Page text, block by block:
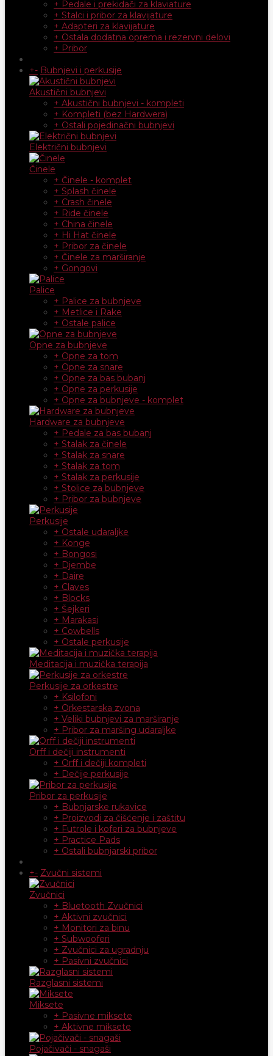
+ Pedale i prekidači za klaviature
+ Stalci i pribor za klavijature
+ Adapteri za klavijature
+ Ostala dodatna oprema i rezervni delovi
+ Pribor
+- Bubnjevi i perkusije
Akustični bubnjevi
+ Akustični bubnjevi - kompleti
+ Kompleti (bez Hardwera)
+ Ostali pojedinačni bubnjevi
Električni bubnjevi
Činele
+ Činele - komplet
+ Splash činele
+ Crash činele
+ Ride činele
+ China činele
+ Hi Hat činele
+ Pribor za činele
+ Činele za marširanje
+ Gongovi
Palice
+ Palice za bubnjeve
+ Metlice i Rake
+ Ostale palice
Opne za bubnjeve
+ Opne za tom
+ Opne za snare
+ Opne za bas bubanj
+ Opne za perkusije
+ Opne za bubnjeve - komplet
Hardware za bubnjeve
+ Pedale za bas bubanj
+ Stalak za činele
+ Stalak za snare
+ Stalak za tom
+ Stalak za perkusije
+ Stolice za bubnjeve
+ Pribor za bubnjeve
Perkusije
+ Ostale udaraljke
+ Konge
+ Bongosi
+ Djembe
+ Daire
+ Claves
+ Blocks
+ Šejkeri
+ Marakasi
+ Cowbells
+ Ostale perkusije
Meditacija i muzička terapija
Perkusije za orkestre
+ Ksilofoni
+ Orkestarska zvona
+ Veliki bubnjevi za marširanje
+ Pribor za maršing udaraljke
Orff i dečiji instrumenti
+ Orff i dečiji kompleti
+ Dečije perkusije
Pribor za perkusije
+ Bubnjarske rukavice
+ Proizvodi za čišćenje i zaštitu
+ Futrole i koferi za bubnjeve
+ Practice Pads
+ Ostali bubnjarski pribor
+- Zvučni sistemi
Zvučnici
+ Bluetooth Zvučnici
+ Aktivni zvučnici
+ Monitori za binu
+ Subwooferi
+ Zvučnici za ugradnju
+ Pasivni zvučnici
Razglasni sistemi
Miksete
+ Pasivne miksete
+ Aktivne miksete
Pojačivači - snagaši